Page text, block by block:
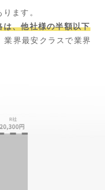
ます。
は、他社様の半額以下
業界最安クラスで業界